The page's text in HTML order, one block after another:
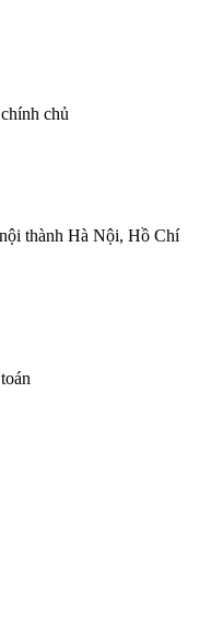
chủ
thành Hà Nội, Hồ Chí